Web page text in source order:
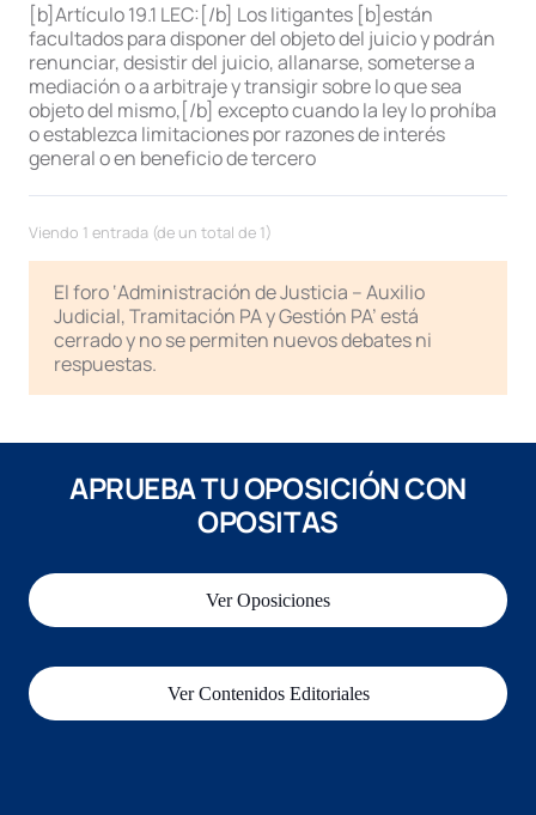
[b]Artículo 19.1 LEC:[/b] Los litigantes [b]están
facultados para disponer del objeto del juicio y podrán
renunciar, desistir del juicio, allanarse, someterse a
mediación o a arbitraje y transigir sobre lo que sea
objeto del mismo,[/b] excepto cuando la ley lo prohíba
o establezca limitaciones por razones de interés
general o en beneficio de tercero
Viendo 1 entrada (de un total de 1)
El foro ‘Administración de Justicia – Auxilio
Judicial, Tramitación PA y Gestión PA’ está
cerrado y no se permiten nuevos debates ni
respuestas.
APRUEBA TU OPOSICIÓN CON
OPOSITAS
Ver Oposiciones
Ver Contenidos Editoriales